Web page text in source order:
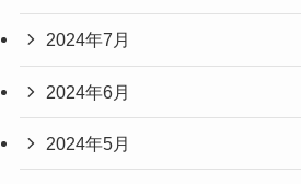
2024年7月
2024年6月
2024年5月